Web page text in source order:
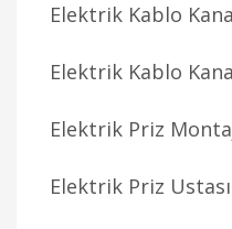
Elektrik Kablo
Elektrik Kablo
Elektrik Priz
Elektrik Priz Ustası